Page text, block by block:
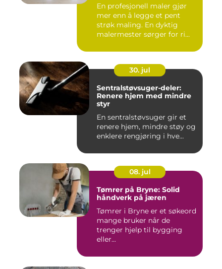
En profesjonell maler gjør
mer enn å legge et pent
strøk maling. En dyktig
malermester sørger for ri...
30. jul
Sentralstøvsuger-deler:
Renere hjem med mindre
styr
En sentralstøvsuger gir et
renere hjem, mindre støy og
enklere rengjøring i hve...
08. jul
Tømrer på Bryne: Solid
håndverk på jæren
Tømrer i Bryne er et søkeord
mange bruker når de
trenger hjelp til bygging
eller...